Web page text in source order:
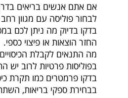
אם אתם אנשים בריאים
לבחור פוליסה עם מגוון רחב
בדקו בדיוק מה ניתן לכם
החזר הוצאות או פיצוי כספי.
מה התנאים לקבלת
בפוליסות פרטיות לרוב יש
בדקו פרמטרים כמו תקרת
בבחירת ספקי בריאות,